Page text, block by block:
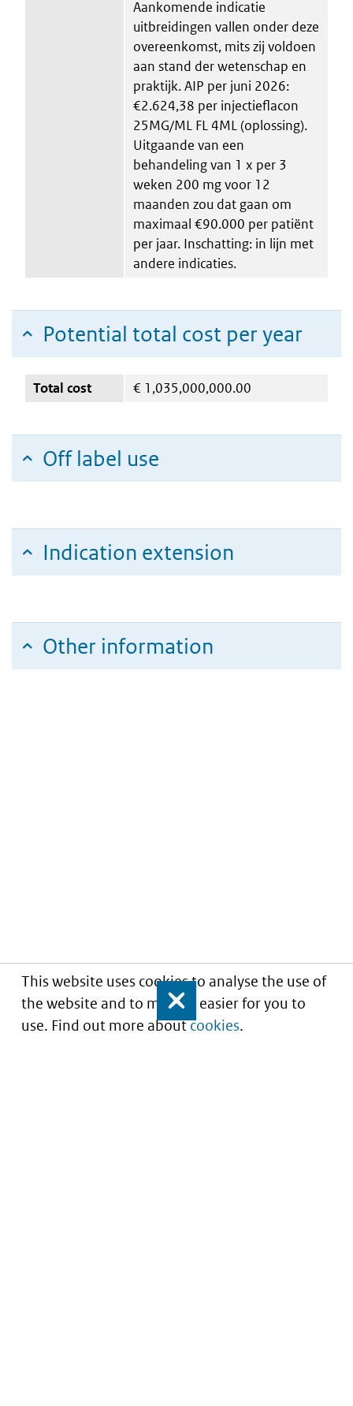
This website uses cookies to analyse the use of
the website and to make it easier for you to
use. Find out more aboutcookies.
Close
Aankomende indicatie
uitbreidingen vallen onder deze
overeenkomst, mits zij voldoen
aan stand der wetenschap en
praktijk. AIP per juni 2026:
€2.624,38 per injectieflacon
25MG/ML FL 4ML (oplossing).
Uitgaande van een
behandeling van 1 x per 3
weken 200 mg voor 12
maanden zou dat gaan om
maximaal €90.000 per patiënt
per jaar. Inschatting: in lijn met
andere indicaties.
Potential total cost per year
Total cost € 1,035,000,000.00
Off label use
Indication extension
Other information